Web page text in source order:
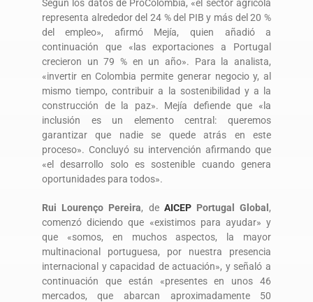
Según los datos de ProColombia, «el sector agrícola
representa alrededor del 24 % del PIB y más del 20 %
del empleo», afirmó Mejía, quien añadió a
continuación que «las exportaciones a Portugal
crecieron un 79 % en un año». Para la analista,
«invertir en Colombia permite generar negocio y, al
mismo tiempo, contribuir a la sostenibilidad y a la
construcción de la paz». Mejía defiende que «la
inclusión es un elemento central: queremos
garantizar que nadie se quede atrás en este
proceso». Concluyó su intervención afirmando que
«el desarrollo solo es sostenible cuando genera
oportunidades para todos».
Rui Lourenço Pereira, de AICEPPortugal Global ,
comenzó diciendo que «existimos para ayudar» y
que «somos, en muchos aspectos, la mayor
multinacional portuguesa, por nuestra presencia
internacional y capacidad de actuación», y señaló a
continuación que están «presentes en unos 46
mercados, que abarcan aproximadamente 50